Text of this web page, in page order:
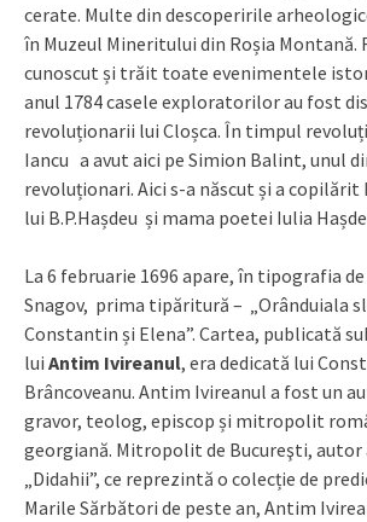
cerate. Multe din descoperirile
în Muzeul Mineritului din Roșia Montană.
cunoscut și trăit toate evenimentele
anul 1784 casele exploratorilor au fost
revoluționarii lui Cloșca. În timpul
Iancu a avut aici pe Simion Balint, unul
revoluționari. Aici s-a născut și a copilărit
lui B.P.Hașdeu și mama poetei Iulia
La 6 februarie 1696 apare, în tipografia
Snagov, prima tipăritură – „Orânduiala
Constantin și Elena”. Cartea, publicată
lui Antim Ivireanul, era dedicată lui
Brâncoveanu. Antim Ivireanul a fost un
gravor, teolog, episcop și mitropolit
georgiană. Mitropolit de Bucureşti, autor
„Didahii”, ce reprezintă o colecție de
Marile Sărbători de peste an, Antim